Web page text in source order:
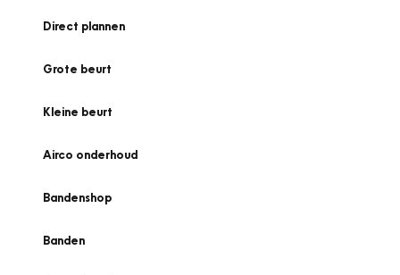
Direct plannen
Grote beurt
Kleine beurt
Airco onderhoud
Bandenshop
Banden